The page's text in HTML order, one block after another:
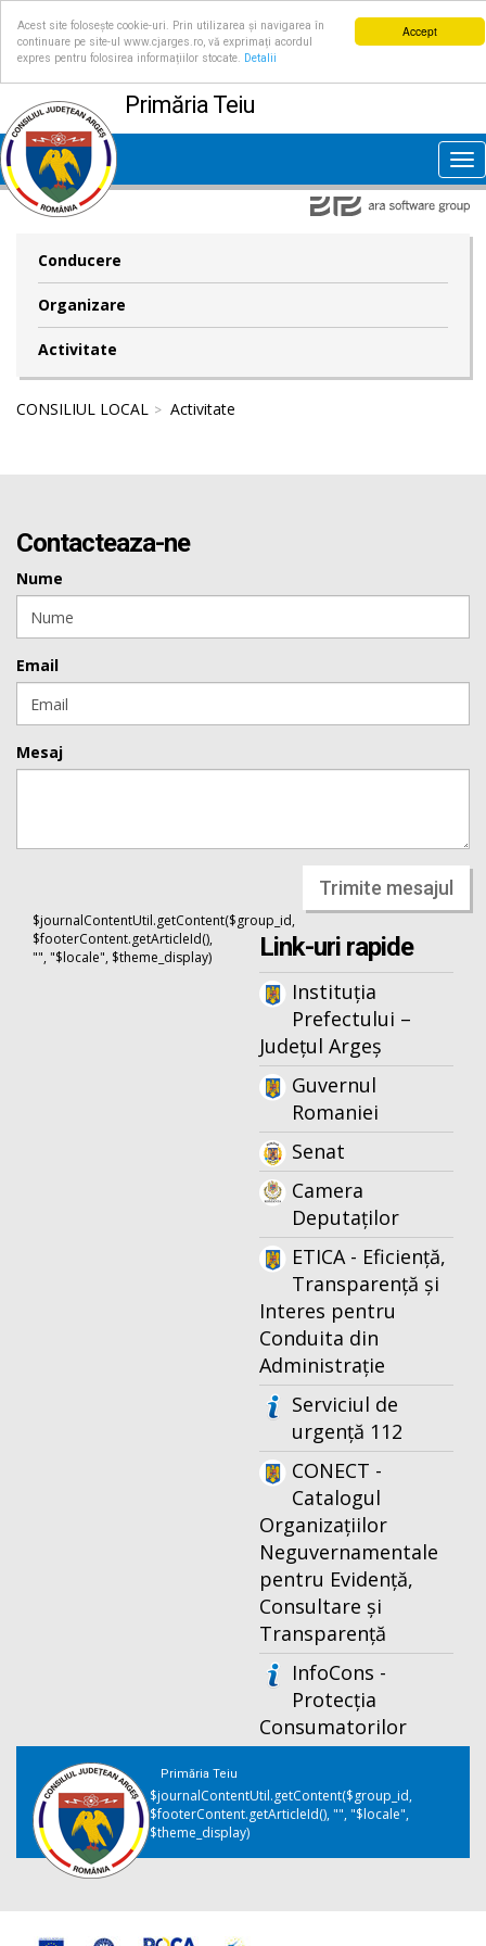
Accept
Acest site folosește cookie-uri. Prin utilizarea și navigarea în
continuare pe site-ul www.cjarges.ro, vă exprimați acordul
expres pentru folosirea informațiilor stocate.
Detalii
Primăria Teiu
Conducere
Organizare
Activitate
CONSILIUL LOCAL Activitate
Contacteaza-ne
Nume
Email
Mesaj
Trimite mesajul
$journalContentUtil.getContent($group_id,
$footerContent.getArticleId(),
"", "$locale", $theme_display)
Link-uri rapide
Instituția
Prefectului –
Județul Argeș
Guvernul
Romaniei
Senat
Camera
Deputaților
ETICA - Eficiență,
Transparență și
Interes pentru
Conduita din
Administrație
Serviciul de
urgență 112
CONECT -
Catalogul
Organizațiilor
Neguvernamentale
pentru Evidență,
Consultare și
Transparență
InfoCons -
Protecția
Consumatorilor
Primăria Teiu
$journalContentUtil.getContent($group_id,
$footerContent.getArticleId(), "", "$locale",
$theme_display)